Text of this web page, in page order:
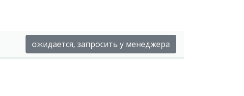
ожидается, запросить у менеджера